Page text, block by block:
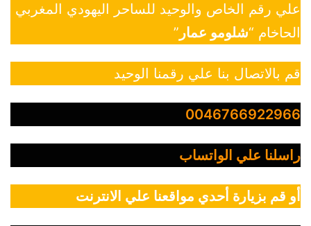
علي رقم الخاص والوحيد للساحر اليهودي المغربي
الحاخام “شلومو عمار ”
قم بالاتصال بنا علي رقمنا الوحيد
0046766922966
راسلنا علي الواتساب
أو قم بزيارة أحدي مواقعنا علي الانترنت